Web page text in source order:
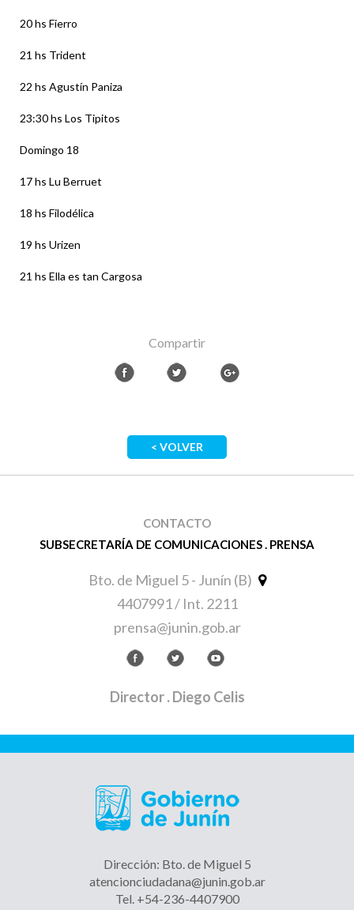
20 hs Fierro
21 hs Trident
22 hs Agustín Paniza
23:30 hs Los Tipitos
Domingo 18
17 hs Lu Berruet
18 hs Filodélica
19 hs Urizen
21 hs Ella es tan Cargosa
Compartir
< VOLVER
CONTACTO
SUBSECRETARÍA DE COMUNICACIONES . PRENSA
Bto. de Miguel 5 - Junín (B)
4407991 / Int. 2211
prensa@junin.gob.ar
Director. Diego Celis
Dirección: Bto. de Miguel 5
atencionciudadana@junin.gob.ar
Tel. +54-236-4407900